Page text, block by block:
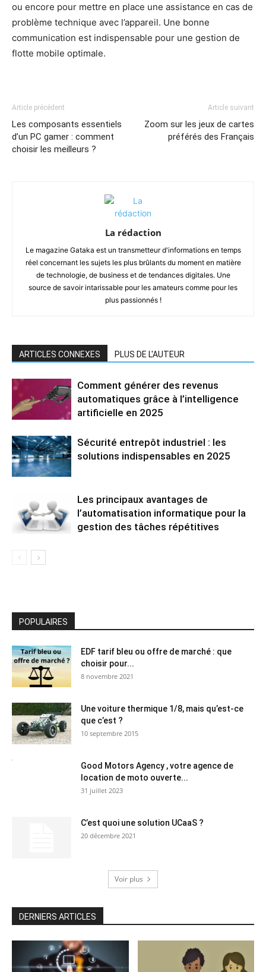
ou encore pour mettre en place une assistance en cas de
problème technique avec l’appareil. Une bonne
communication est indispensable pour une gestion de
flotte mobile optimale.
Article précédent
Les composants essentiels
d’un PC gamer : comment
choisir les meilleurs ?
Article suivant
Zoom sur les jeux de cartes
préférés des Français
La rédaction
Le magazine Gataka est un transmetteur d'informations en temps
réel concernant les sujets les plus brûlants du moment en matière
de technologie, de business et de tendances digitales. Une
source de savoir intarissable pour les amateurs comme pour les
plus passionnés !
ARTICLES CONNEXES PLUS DE L'AUTEUR
Comment générer des revenus
automatiques grâce à l’intelligence
artificielle en 2025
Sécurité entrepôt industriel : les
solutions indispensables en 2025
Les principaux avantages de
l’automatisation informatique pour la
gestion des tâches répétitives
POPULAIRES
EDF tarif bleu ou offre de marché : que
choisir pour...
8 novembre 2021
Une voiture thermique 1/8, mais qu’est-ce
que c’est ?
10 septembre 2015
Good Motors Agency , votre agence de
location de moto ouverte...
31 juillet 2023
C’est quoi une solution UCaaS ?
20 décembre 2021
Voir plus
DERNIERS ARTICLES